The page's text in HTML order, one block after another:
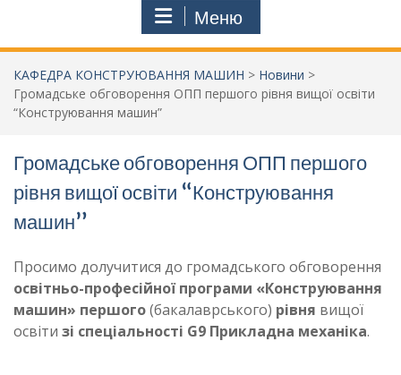
Меню
КАФЕДРА КОНСТРУЮВАННЯ МАШИН > Новини >
Громадське обговорення ОПП першого рівня вищої освіти
“Конструювання машин”
Громадське обговорення ОПП першого
рівня вищої освіти “Конструювання
машин”
Просимо долучитися до громадського обговорення
освітньо-професійної програми «Конструювання
машин» першого(бакалаврського) рівня вищої
освіти зі спеціальності G9 Прикладна механіка.